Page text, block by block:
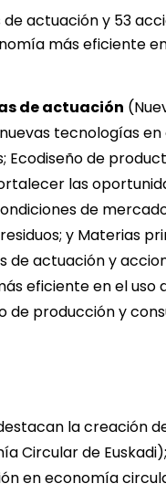
de actuación y 53
más eficiente
de actuación
tecnologías
Ecodiseño de
las
de
y Materias
de actuación y
eficiente en el
de producción y
la creación
Circular de
en economía